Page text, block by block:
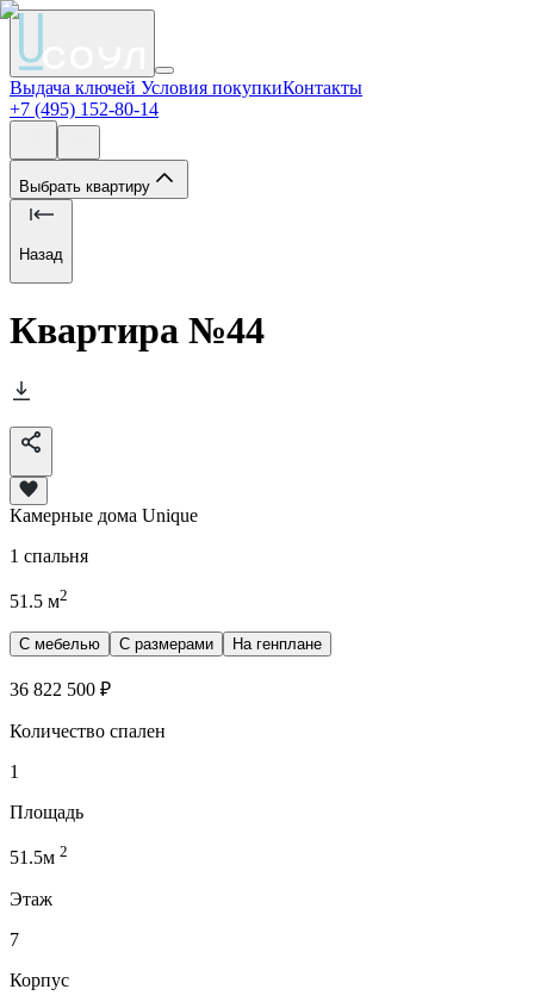
Выдача ключей Условия покупкиКонтакты
+7 (495) 152-80-14
Выбрать квартиру
Назад
Квартира №44
Камерные дома Unique
1 спальня
51.5 м2
С мебелью С размерами На генплане
36 822 500 ₽
Количество спален
1
Площадь
51.5м 2
Этаж
7
Корпус